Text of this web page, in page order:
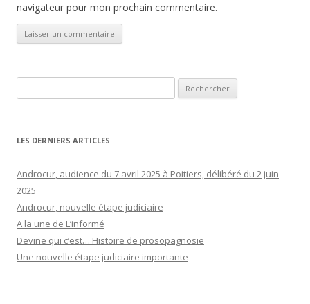
navigateur pour mon prochain commentaire.
LES DERNIERS ARTICLES
Androcur, audience du 7 avril 2025 à Poitiers, délibéré du 2 juin
2025
Androcur, nouvelle étape judiciaire
A la une de L’informé
Devine qui c’est… Histoire de prosopagnosie
Une nouvelle étape judiciaire importante